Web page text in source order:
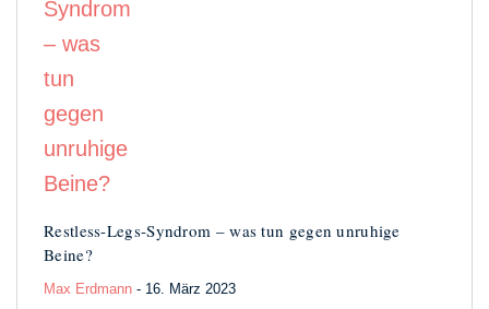
Restless-Legs-Syndrom – was tun gegen unruhige
Beine?
Max Erdmann - 16. März 2023